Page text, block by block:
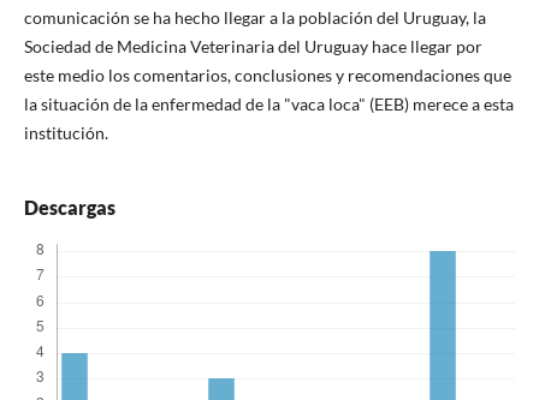
comunicación se ha hecho llegar a la población del Uruguay, la
Sociedad de Medicina Veterinaria del Uruguay hace llegar por
este medio los comentarios, conclusiones y recomendaciones que
la situación de la enfermedad de la "vaca loca" (EEB) merece a esta
institución.
Descargas